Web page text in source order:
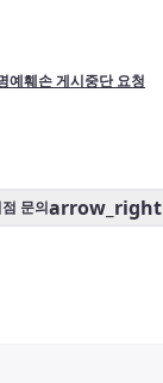
예훼손 게시중단 요청
문의arrow_right